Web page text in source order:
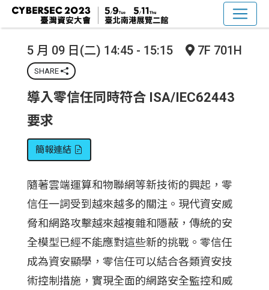
5 月 09 日(二) 14:45 - 15:15 7F 701H
SHARE
導入零信任同時符合 ISA/IEC62443
要求
簡報連結
隨著雲端運算和物聯網等新技術的興起，零
信任一詞受到越來越多的關注。現代資安威
脅和網路攻擊越來越複雜和隱蔽，傳統的安
全模型已經不能應對這些新的挑戰。零信任
成為資安顯學，零信任可以結合各類資安技
術控制措施，實現全面的網路安全監控和威